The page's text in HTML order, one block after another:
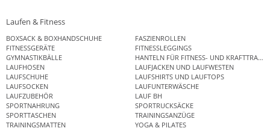
Laufen & Fitness
BOXSACK & BOXHANDSCHUHE
FASZIENROLLEN
FITNESSGERÄTE
FITNESSLEGGINGS
GYMNASTIKBÄLLE
HANTELN FÜR FITNESS- UND
LAUFHOSEN
LAUFJACKEN UND LAUFWESTEN
LAUFSCHUHE
LAUFSHIRTS UND LAUFTOPS
LAUFSOCKEN
LAUFUNTERWÄSCHE
LAUFZUBEHÖR
LAUF BH
SPORTNAHRUNG
SPORTRUCKSÄCKE
SPORTTASCHEN
TRAININGSANZÜGE
TRAININGSMATTEN
YOGA & PILATES